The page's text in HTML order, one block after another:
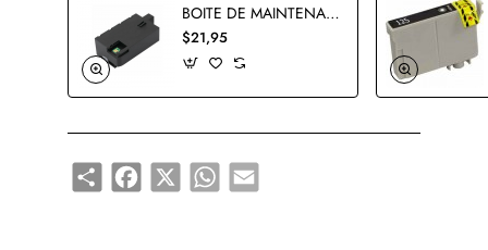
BOITE DE MAINTENANCE EPSON T3661 COMPATIBLE
$21,95
Share Facebook
X WhatsApp
Email